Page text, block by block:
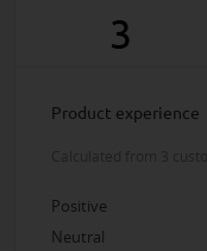
3
product experience
Positive
Neutral